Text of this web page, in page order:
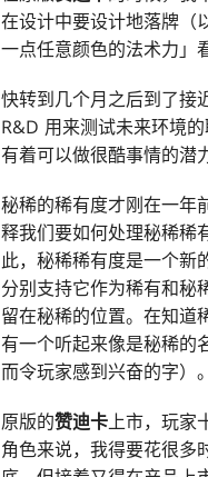
在设计中要设计地落牌（
一点任意颜色的法术力」
快转到几个月之后到了接
R&D 用来测试未来环境
有着可以做很酷事情的潜
秘稀的稀有度才刚在一年
释我们要如何处理秘稀稀
此，秘稀稀有度是一个新
分别支持它作为稀有和秘
留在秘稀的位置。在知道
有一个听起来像是秘稀的
而令玩家感到兴奋的字）。
原版的赞迪卡上市，玩家
角色来说，我得要花很多